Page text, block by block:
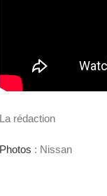
La rédaction
Photos : Nissan